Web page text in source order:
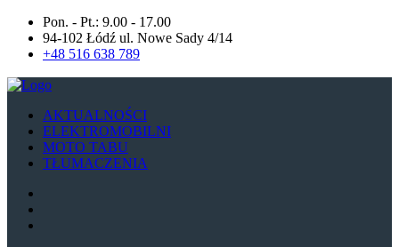
Pon. - Pt.: 9.00 - 17.00
94-102 Łódź ul. Nowe Sady 4/14
+48 516 638 789
AKTUALNOŚCI
ELEKTROMOBILNI
MOTO TABU
TŁUMACZENIA